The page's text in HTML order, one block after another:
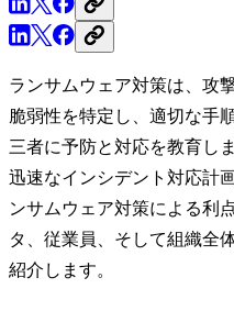
ランサムウェア対策は、攻
脆弱性を特定し、適切な手
三者に予防と対応を教育し
迅速なインシデント対応計
ンサムウェア対策による利
タ、従業員、そして組織全
紹介します。